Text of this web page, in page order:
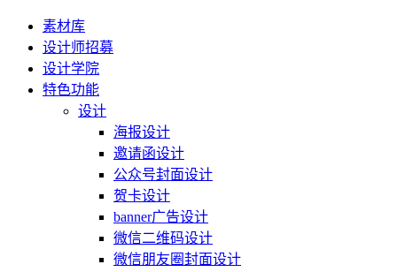
素材库
设计师招募
设计学院
特色功能
设计
海报设计
邀请函设计
公众号封面设计
贺卡设计
banner广告设计
微信二维码设计
微信朋友圈封面设计